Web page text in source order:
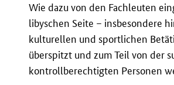
Wie dazu von den Fachleuten
libyschen Seite – insbesondere
kulturellen und sportlichen
überspitzt und zum Teil von der
kontrollberechtigten Personen